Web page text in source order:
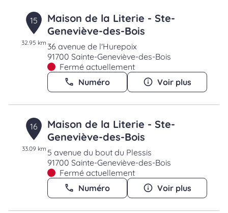
15
32.95 km
Maison de la Literie - Ste-
Geneviève-des-Bois
36 avenue de l'Hurepoix
91700 Sainte-Geneviève-des-Bois
Fermé actuellement
Numéro
Voir plus
16
33.09 km
Maison de la Literie - Ste-
Geneviève-des-Bois
5 avenue du bout du Plessis
91700 Sainte-Geneviève-des-Bois
Fermé actuellement
Numéro
Voir plus